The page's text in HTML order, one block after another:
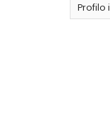
Profilo